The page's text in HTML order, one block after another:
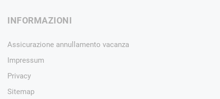
INFORMAZIONI
Assicurazione annullamento vacanza
Impressum
Privacy
Sitemap